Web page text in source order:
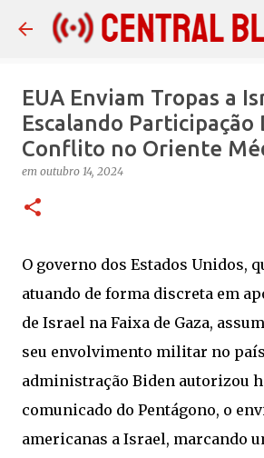
Pular para o conteúdo
EUA Enviam Tropas a
Escalando Participação
Conflito no Oriente
em outubro 14, 2024
O governo dos Estados Unidos,
atuando de forma discreta em
de Israel na Faixa de Gaza,
seu envolvimento militar no
administração Biden autorizou
comunicado do Pentágono, o
americanas a Israel, marcando